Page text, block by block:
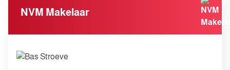
NVM Makelaar